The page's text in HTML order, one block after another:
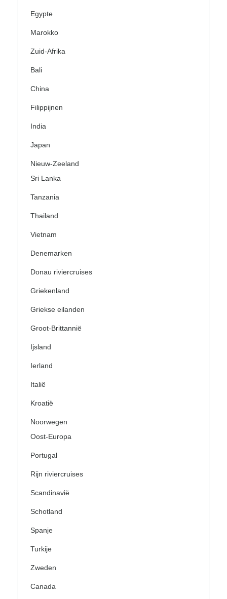
Egypte
Marokko
Zuid-Afrika
Bali
China
Filippijnen
India
Japan
Nieuw-Zeeland
Sri Lanka
Tanzania
Thailand
Vietnam
Denemarken
Donau riviercruises
Griekenland
Griekse eilanden
Groot-Brittannië
Ijsland
Ierland
Italië
Kroatië
Noorwegen
Oost-Europa
Portugal
Rijn riviercruises
Scandinavië
Schotland
Spanje
Turkije
Zweden
Canada